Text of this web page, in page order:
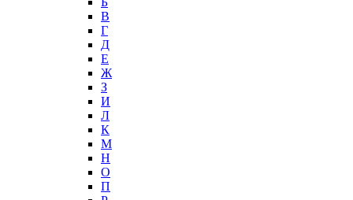
В
Г
Д
Е
Ж
З
И
Л
К
М
Н
О
П